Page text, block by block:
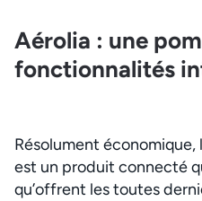
Aérolia : une
fonctionnalités
Résolument
est un produit connecté
qu’offrent les toutes